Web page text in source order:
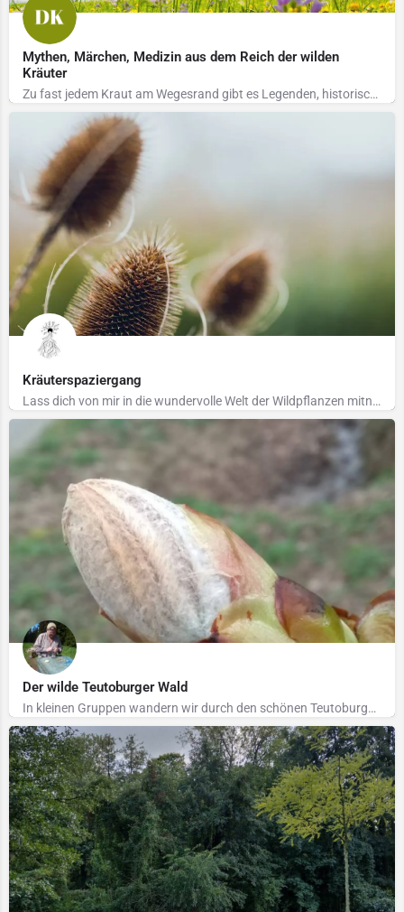
Mythen, Märchen, Medizin aus dem Reich der wilden
Kräuter
Zu fast jedem Kraut am Wegesrand gibt es Legenden, historische und aktuelle Informationen und Rezepte. Diese…
Kräuterspaziergang
Lass dich von mir in die wundervolle Welt der Wildpflanzen mitnehmen. Wir entdecken die heilsamen…
Der wilde Teutoburger Wald
In kleinen Gruppen wandern wir durch den schönen Teutoburger Wald und entdecken die vielen Kräuter. Mit…